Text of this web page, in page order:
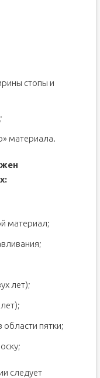
стопы и
материала.
материал;
лет);
области пятки;
следует